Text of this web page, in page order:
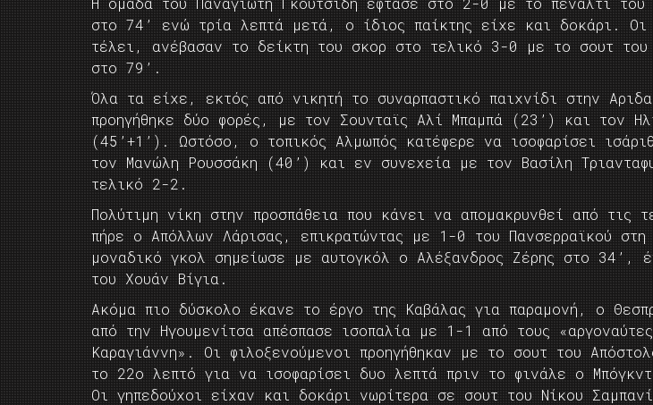
στο 74’ ενώ τρία λεπτά μετά, ο ίδιος παίκτης είχε και δοκάρι. Οι
τέλει, ανέβασαν το δείκτη του σκορ στο τελικό 3-0 με το σουτ του
στο 79’.
Όλα τα είχε, εκτός από νικητή το συναρπαστικό παιχνίδι στην
προηγήθηκε δύο φορές, με τον Σουνταϊς Αλί Μπαμπά (23’) και τον
(45’+1’). Ωστόσο, ο τοπικός Αλμωπός κατέφερε να ισοφαρίσει
τον Μανώλη Ρουσσάκη (40’) και εν συνεχεία με τον Βασίλη
τελικό 2-2.
Πολύτιμη νίκη στην προσπάθεια που κάνει να απομακρυνθεί από τις
πήρε ο Απόλλων Λάρισας, επικρατώντας με 1-0 του Πανσερραϊκού στη
μοναδικό γκολ σημείωσε με αυτογκόλ ο Αλέξανδρος Ζέρης στο 34’,
του Χουάν Βίγια.
Ακόμα πιο δύσκολο έκανε το έργο της Καβάλας για παραμονή, ο
από την Ηγουμενίτσα απέσπασε ισοπαλία με 1-1 από τους
Καραγιάννη». Οι φιλοξενούμενοι προηγήθηκαν με το σουτ του
το 22ο λεπτό για να ισοφαρίσει δυο λεπτά πριν το φινάλε ο
Οι γηπεδούχοι είχαν και δοκάρι νωρίτερα σε σουτ του Νίκου